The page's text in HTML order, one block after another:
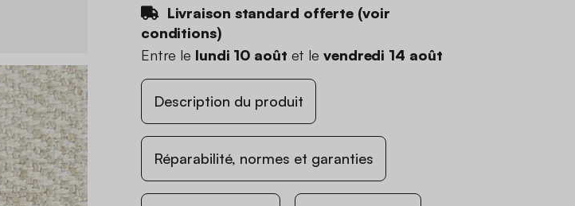
Livraison standard offerte (voir
conditions)
Entre le lundi 10 août et le vendredi 14 août
Description du produit
Réparabilité, normes et garanties